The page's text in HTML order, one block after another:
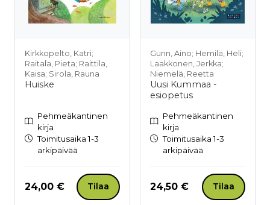
Kirkkopelto, Katri;
Raitala, Pieta; Raittila,
Kaisa; Sirola, Rauna
Huiske
Pehmeäkantinen
kirja
Toimitusaika 1-3
arkipäivää
Hinta nyt
24,00 € Tilaa
Gunn, Aino; Hemilä, Heli;
Laakkonen, Jerkka;
Niemelä, Reetta
Uusi Kummaa -
esiopetus
Pehmeäkantinen
kirja
Toimitusaika 1-3
arkipäivää
Hinta nyt
24,50 € Tilaa